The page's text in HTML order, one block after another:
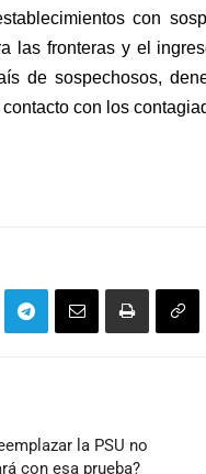
con
las fronteras y el
de sospechosos,
con los
la PSU no
con esa prueba?